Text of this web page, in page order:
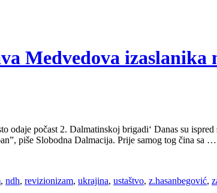
Medvedova izaslanika
odaje počast 2. Dalmatinskoj brigadi‘ Danas su
piše Slobodna Dalmacija. Prije samog tog čina sa …
, ndh, revizionizam, ukrajina, ustaštvo, z.hasanbegović,